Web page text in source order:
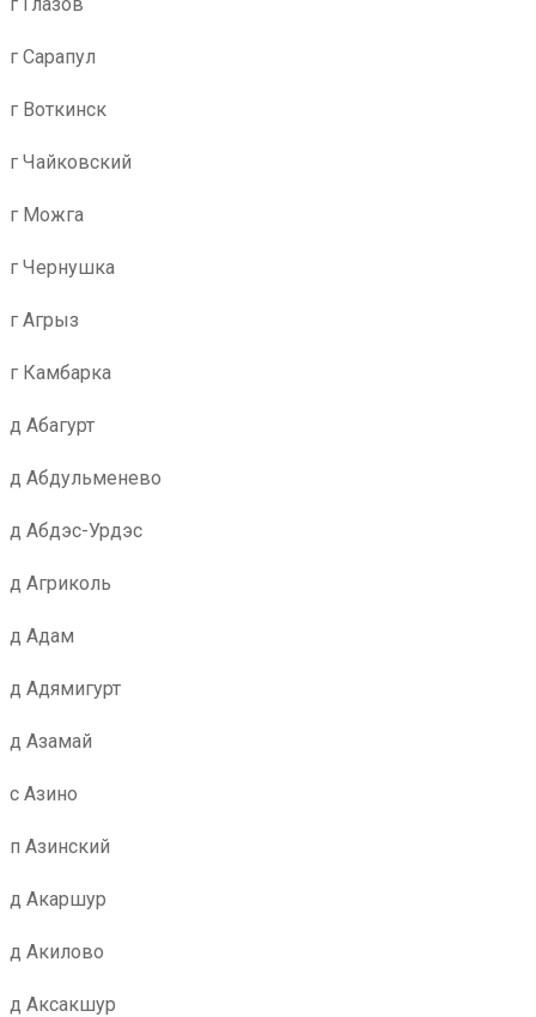
г Сарапул
г Воткинск
г Чайковский
г Можга
г Чернушка
г Агрыз
г Камбарка
д Абагурт
д Абдульменево
д Абдэс-Урдэс
д Агриколь
д Адам
д Адямигурт
д Азамай
с Азино
п Азинский
д Акаршур
д Акилово
д Аксакшур